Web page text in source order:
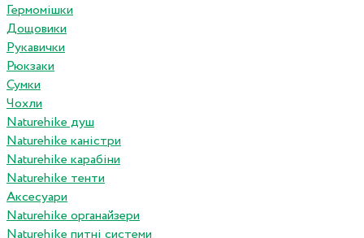
Гермомішки
Дощовики
Рукавички
Рюкзаки
Сумки
Чохли
Naturehike душ
Naturehike каністри
Naturehike карабіни
Naturehike тенти
Аксесуари
Naturehike органайзери